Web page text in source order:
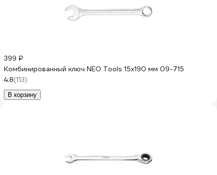
399 ₽
Комбинированный ключ NEO Tools 15x190 мм 09-715
4.8(113)
В корзину